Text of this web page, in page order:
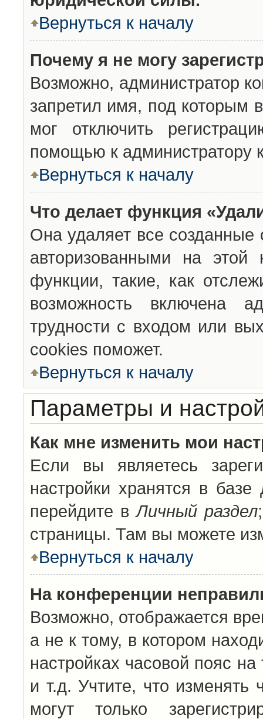
Вернуться к началу
Почему я не могу
Возможно, администратор
запретил имя, под которым
мог отключить
помощью к администратору
Вернуться к началу
Что делает функция
Она удаляет все созданные
авторизованными на
функции, такие, как
возможность включена
трудности с входом или
cookies поможет.
Вернуться к началу
Параметры и
Как мне изменить мои
Если вы являетесь
настройки хранятся в
перейдите вЛичный раздел
страницы. Там вы можете
Вернуться к началу
На конференции
Возможно, отображается
а не к тому, в котором
настройках часовой пояс
и т.д. Учтите, что изменять
могут только